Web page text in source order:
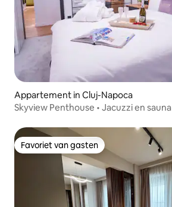
Appartement in Cluj-Napoca
Skyview Penthouse • Jacuzzi en sauna
Favoriet van gasten
Favoriet van gasten